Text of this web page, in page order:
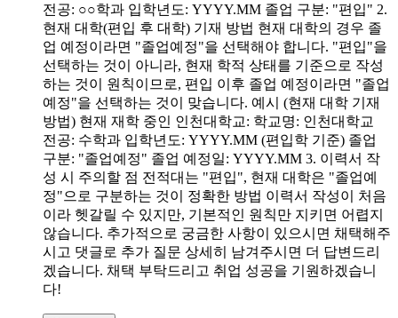
전공: ○○학과 입학년도: YYYY.MM 졸업 구분: "편입" 2.
현재 대학(편입 후 대학) 기재 방법 현재 대학의 경우 졸
업 예정이라면 "졸업예정"을 선택해야 합니다. "편입"을
선택하는 것이 아니라, 현재 학적 상태를 기준으로 작성
하는 것이 원칙이므로, 편입 이후 졸업 예정이라면 "졸업
예정"을 선택하는 것이 맞습니다. 예시 (현재 대학 기재
방법) 현재 재학 중인 인천대학교: 학교명: 인천대학교
전공: 수학과 입학년도: YYYY.MM (편입학 기준) 졸업
구분: "졸업예정" 졸업 예정일: YYYY.MM 3. 이력서 작
성 시 주의할 점 전적대는 "편입", 현재 대학은 "졸업예
정"으로 구분하는 것이 정확한 방법 이력서 작성이 처음
이라 헷갈릴 수 있지만, 기본적인 원칙만 지키면 어렵지
않습니다. 추가적으로 궁금한 사항이 있으시면 채택해주
시고 댓글로 추가 질문 상세히 남겨주시면 더 답변드리
겠습니다. 채택 부탁드리고 취업 성공을 기원하겠습니
다!